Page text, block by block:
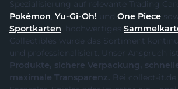
Spezialisierung auf relevante
Pokémon, Yu-Gi-Oh! und One Piece
Sportkarten , hochwertiges
Collectibles wurde das Sortiment kontinuierlich erweitert
und professionalisiert. Unser
Produkte, sichere Verpackung, schneller Versand und
maximale Transparenz. Bei collect-it.de kaufst du als